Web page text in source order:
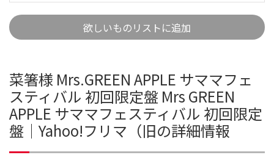
欲しいものリストに追加
菜箸様 Mrs.GREEN APPLE サママフェ
スティバル 初回限定盤 Mrs GREEN
APPLE サママフェスティバル 初回限定
盤｜Yahoo!フリマ（旧の詳細情報